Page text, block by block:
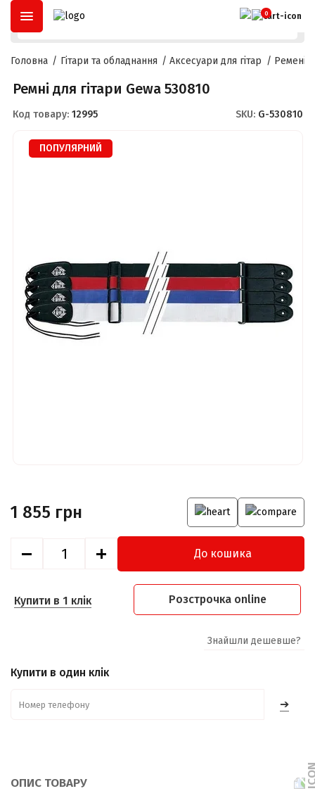
ОПЛАТА ЧАСТИНАМИ РОЗСТРОЧКА
0
Головна Гітари та обладнання Аксесуари для гітар Ремені
Ремні для гітари Gewa 530810
Код товару: 12995 SKU: G-530810
ПОПУЛЯРНИЙ
1 855 грн
До кошика
Купити в 1 клік Розстрочка online
Знайшли дешевше?
Купити в один клік
➔
ОПИС ТОВАРУ